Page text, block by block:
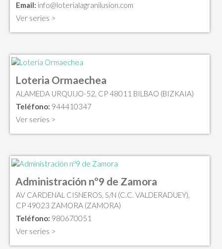
Email: info@loterialagranilusion.com
Ver series >
Loteria Ormaechea
ALAMEDA URQUIJO-52, CP 48011 BILBAO (BIZKAIA)
Teléfono: 944410347
Ver series >
Administración nº9 de Zamora
AV CARDENAL CISNEROS, S/N (C.C. VALDERADUEY),
CP 49023 ZAMORA (ZAMORA)
Teléfono: 980670051
Ver series >